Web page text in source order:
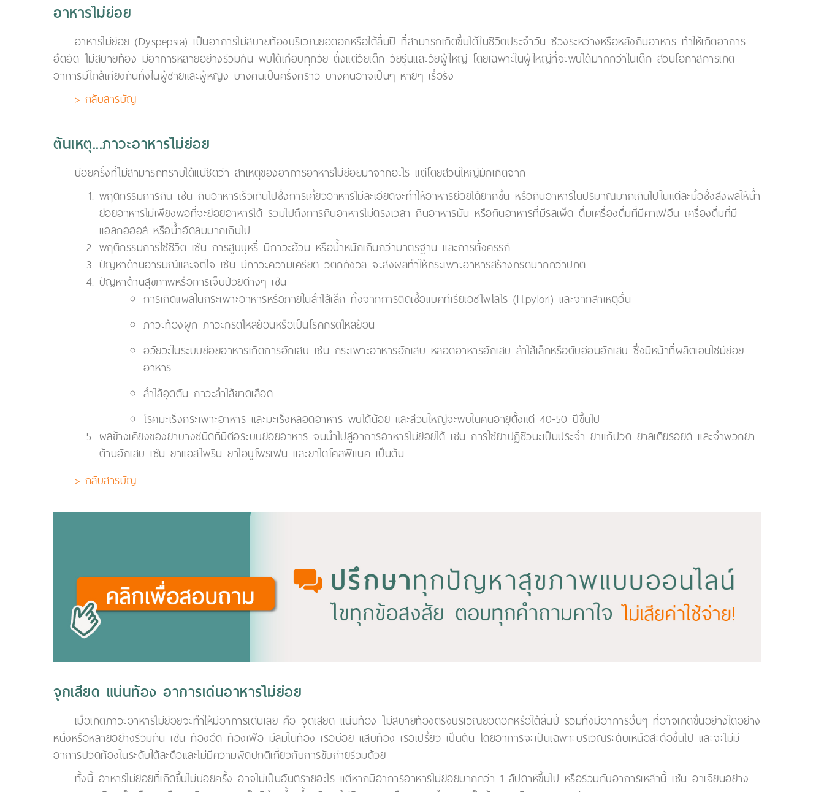
อาหารไม่ย่อย
อาหารไม่ย่อย (Dyspepsia) เป็นอาการไม่สบายท้องบริเวณยอดอกหรือใต้ลิ้นปี ที่สามารถเกิดขึ้นได้ในชีวิตประจำวัน ช่วงระหว่างหรือหลังกินอาหาร ทำให้เกิดอาการ
อึดอัด ไม่สบายท้อง มีอาการหลายอย่างร่วมกัน พบได้เกือบทุกวัย ตั้งแต่วัยเด็ก วัยรุ่นและวัยผู้ใหญ่ โดยเฉพาะในผู้ใหญ่ที่จะพบได้มากกว่าในเด็ก ส่วนโอกาสการเกิด
อาการมีใกล้เคียงกันทั้งในผู้ชายและผู้หญิง บางคนเป็นครั้งคราว บางคนอาจเป็นๆ หายๆ เรื้อรัง
> กลับสารบัญ
ต้นเหตุ...ภาวะอาหารไม่ย่อย
บ่อยครั้งที่ไม่สามารถทราบได้แน่ชัดว่า สาเหตุของอาการอาหารไม่ย่อยมาจากอะไร แต่โดยส่วนใหญ่มักเกิดจาก
พฤติกรรมการกิน เช่น กินอาหารเร็วเกินไปซึ่งการเคี้ยวอาหารไม่ละเอียดจะทำให้อาหารย่อยได้ยากขึ้น หรือกินอาหารในปริมาณมากเกินไปในแต่ละมื้อซึ่งส่งผลให้น้ำ
ย่อยอาหารไม่เพียงพอที่จะย่อยอาหารได้ รวมไปถึงการกินอาหารไม่ตรงเวลา กินอาหารมัน หรือกินอาหารที่มีรสเผ็ด ดื่มเครื่องดื่มที่มีคาเฟอีน เครื่องดื่มที่มี
แอลกอฮอล์ หรือน้ำอัดลมมากเกินไป
พฤติกรรมการใช้ชีวิต เช่น การสูบบุหรี่ มีภาวะอ้วน หรือน้ำหนักเกินกว่ามาตรฐาน และการตั้งครรภ์
ปัญหาด้านอารมณ์และจิตใจ เช่น มีภาวะความเครียด วิตกกังวล จะส่งผลทำให้กระเพาะอาหารสร้างกรดมากกว่าปกติ
ปัญหาด้านสุขภาพหรือการเจ็บป่วยต่างๆ เช่น
การเกิดแผลในกระเพาะอาหารหรือภายในลำไส้เล็ก ทั้งจากการติดเชื้อแบคทีเรียเอชไพโลไร (H.pylori) และจากสาเหตุอื่น
ภาวะท้องผูก ภาวะกรดไหลย้อนหรือเป็นโรคกรดไหลย้อน
อวัยวะในระบบย่อยอาหารเกิดการอักเสบ เช่น กระเพาะอาหารอักเสบ หลอดอาหารอักเสบ ลำไส้เล็กหรือตับอ่อนอักเสบ ซึ่งมีหน้าที่ผลิตเอนไซม์ย่อย
อาหาร
ลำไส้อุดตัน ภาวะลำไส้ขาดเลือด
โรคมะเร็งกระเพาะอาหาร และมะเร็งหลอดอาหาร พบได้น้อย และส่วนใหญ่จะพบในคนอายุตั้งแต่ 40-50 ปีขึ้นไป
ผลข้างเคียงของยาบางชนิดที่มีต่อระบบย่อยอาหาร จนนำไปสู่อาการอาหารไม่ย่อยได้ เช่น การใช้ยาปฏิชีวนะเป็นประจำ ยาแก้ปวด ยาสเตียรอยด์ และจำพวกยา
ต้านอักเสบ เช่น ยาแอสไพริน ยาไอบูโพรเฟน และยาไดโคลฟีแนค เป็นต้น
> กลับสารบัญ
จุกเสียด แน่นท้อง อาการเด่นอาหารไม่ย่อย
เมื่อเกิดภาวะอาหารไม่ย่อยจะทำให้มีอาการเด่นเลย คือ จุดเสียด แน่นท้อง ไม่สบายท้องตรงบริเวณยอดอกหรือใต้ลิ้นปี่ รวมทั้งมีอาการอื่นๆ ที่อาจเกิดขึ้นอย่างใดอย่าง
หนึ่งหรือหลายอย่างร่วมกัน เช่น ท้องอืด ท้องเฟ้อ มีลมในท้อง เรอบ่อย แสบท้อง เรอเปรี้ยว เป็นต้น โดยอาการจะเป็นเฉพาะบริเวณระดับเหนือสะดือขึ้นไป และจะไม่มี
อาการปวดท้องในระดับใต้สะดือและไม่มีความผิดปกติเกี่ยวกับการขับถ่ายร่วมด้วย
ทั้งนี้ อาหารไม่ย่อยที่เกิดขึ้นไม่บ่อยครั้ง อาจไม่เป็นอันตรายอะไร แต่หากมีอาการอาหารไม่ย่อยมากกว่า 1 สัปดาห์ขึ้นไป หรือร่วมกับอาการเหล่านี้ เช่น อาเจียนอย่าง